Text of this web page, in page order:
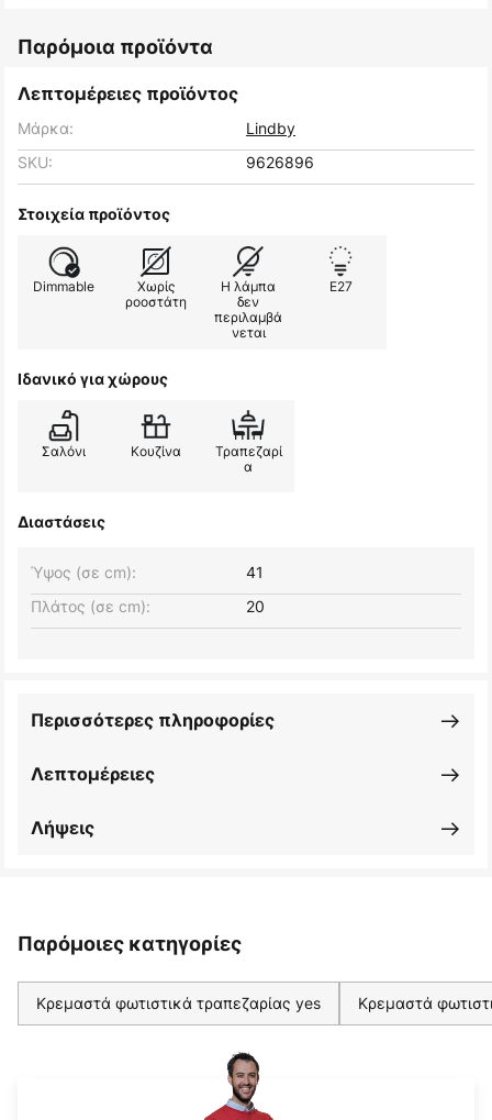
Παρόμοια προϊόντα
Λεπτομέρειες προϊόντος
Μάρκα:
Lindby
SKU:
9626896
Στοιχεία προϊόντος
Dimmable
Χωρίς
ροοστάτη
Η λάμπα
δεν
περιλαμβά
νεται
E27
Ιδανικό για χώρους
Σαλόνι Κουζίνα
Τραπεζαρί
α
Διαστάσεις
Πλάτος (σε cm): 20
Ύψος (σε cm): 41
Λεπτομέρειες
Περισσότερες πληροφορίες
Λήψεις
Παρόμοιες κατηγορίες
Κρεμαστά φωτιστικά τραπεζαρίας yes Κρεμαστά